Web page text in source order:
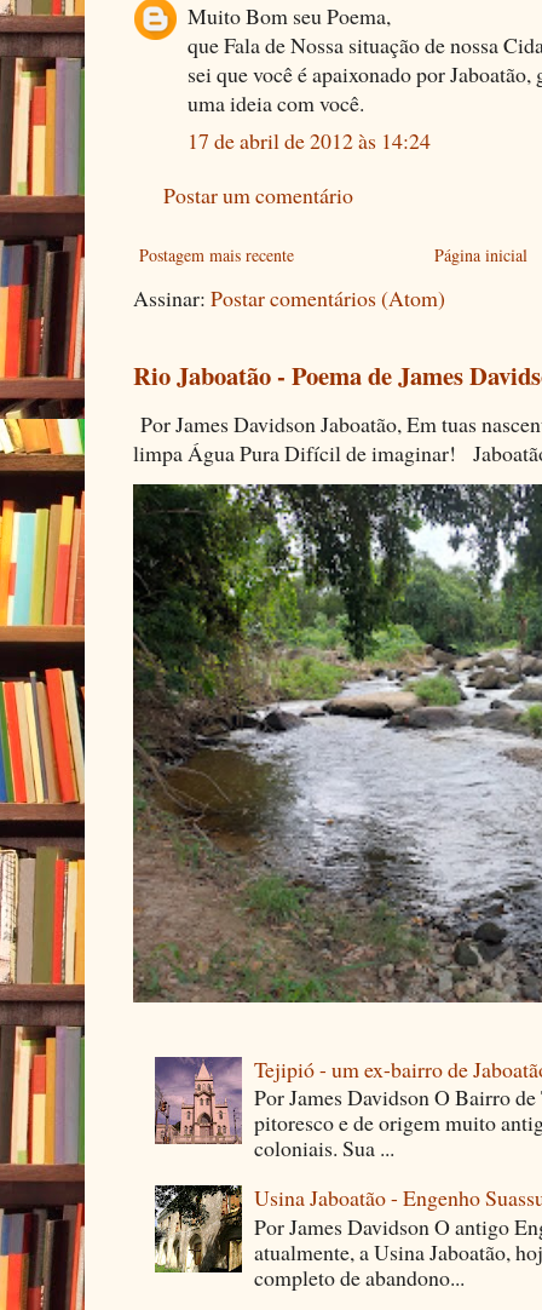
Muito Bom seu Poema,
que Fala de Nossa situação de nossa
sei que você é apaixonado por
uma ideia com você.
17 de abril de 2012 às 14:24
Postar um comentário
Postagem mais recente Página inicial
Assinar: Postar comentários (Atom)
Rio Jaboatão - Poema de James
Por James Davidson Jaboatão, Em tuas
limpa Água Pura Difícil de imaginar!
Tejipió - um ex-bairro de
Por James Davidson O Bairro
pitoresco e de origem muito
coloniais. Sua ...
Usina Jaboatão - Engenho
Por James Davidson O antigo
atualmente, a Usina Jaboatão,
completo de abandono...